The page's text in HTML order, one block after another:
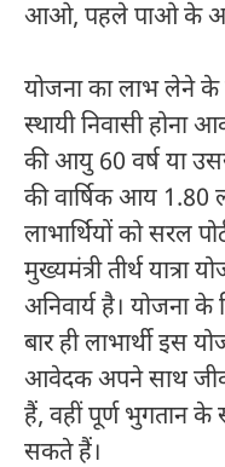
आओ, पहले पाओ के
योजना का लाभ लेने के
स्थायी निवासी
की आयु 60 वर्ष या
की वार्षिक आय
लाभार्थियों को सरल
मुख्यमंत्री तीर्थ
अनिवार्य है। योजना
बार ही लाभार्थी इस
आवेदक अपने साथ
हैं, वहीं पूर्ण भुगतान
सकते हैं।